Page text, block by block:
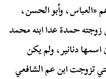
«العباس، وأبو الحسن،
زوجته حمدة عدا ابنه محمد
دنانير، ولم يكن
تزوجت ابن عم الشافعي